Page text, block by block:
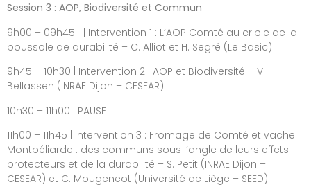
Session 3 : AOP, Biodiversité et Commun
9h00 – 09h45 | Intervention 1 : L’AOP Comté au crible de la
boussole de durabilité – C. Alliot et H. Segré (Le Basic)
9h45 – 10h30 | Intervention 2 : AOP et Biodiversité – V.
Bellassen (INRAE Dijon – CESEAR)
10h30 – 11h00 | PAUSE
11h00 – 11h45 | Intervention 3 : Fromage de Comté et vache
Montbéliarde : des communs sous l’angle de leurs effets
protecteurs et de la durabilité – S. Petit (INRAE Dijon –
CESEAR) et C. Mougeneot (Université de Liège – SEED)